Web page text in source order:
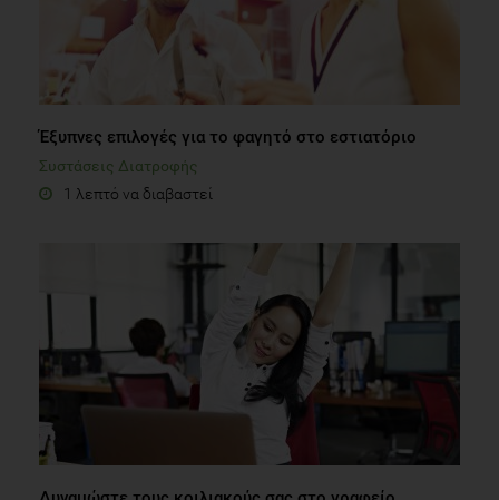
Έξυπνες επιλογές για το φαγητό στο εστιατόριο
Συστάσεις Διατροφής
1 λεπτό να διαβαστεί